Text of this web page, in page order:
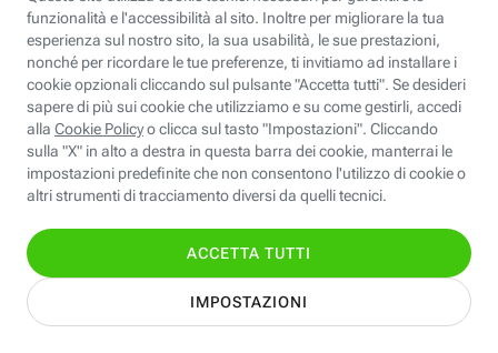
comunque un’assistenza
basilare, sia su richiesta che in
caso di pericolo.
Si pensi, in tal senso, a dispositivi quali il
mantenimento della corsia o il
un sistema di regolazione automatica della